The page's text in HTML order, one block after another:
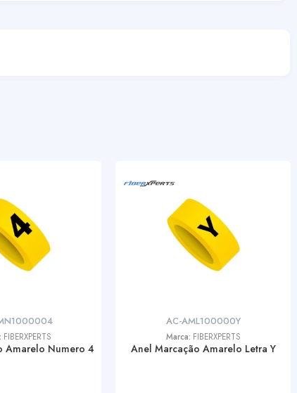
FIBERXPERTS
Amarelo Numero 4
AC-AML100000Y
Marca: FIBERXPERTS
Anel Marcação Amarelo Letra Y